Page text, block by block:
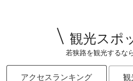
観光スポ
若狭路を観光するな
アクセスランキング 観